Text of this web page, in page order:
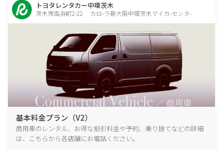
トヨタレンタカー中環茨木
茨木市高浜町2-22 カロ-ラ新大阪中環茨木マイカ-センタ-
基本料金プラン（V2）
商用車のレンタル、お得な割引料金や予約、乗り捨てなどの詳細
は、こちらから各店舗にお電話ください。